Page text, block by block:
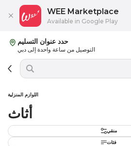
حدد عنوان التسليم
التوصيل من ساعة واحدة إلى دبي
اللوازم المنزلية
أثاث
منقي
فئات
WEE Marketplace
Available in Google Play